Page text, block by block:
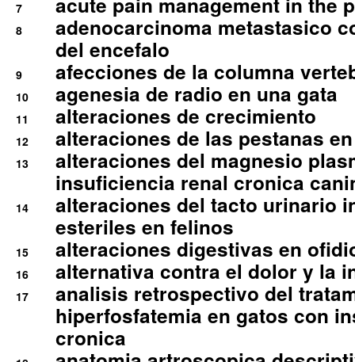
7
8
adenocarcinoma metastasico
del encefalo
9 afecciones de la columna
10 agenesia de radio en una gata
11 alteraciones de crecimiento
12 alteraciones de las pestanas
13
alteraciones del magnesio
insuficiencia renal cronica
14
alteraciones del tacto urinario
esteriles en felinos
15 alteraciones digestivas en
16 alternativa contra el dolor y la
17
analisis retrospectivo del
hiperfosfatemia en gatos con
cronica